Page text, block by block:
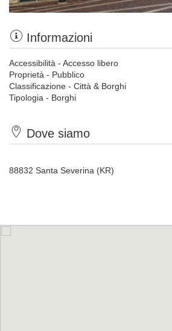
Informazioni
Accessibilità - Accesso libero
Proprietà - Pubblico
Classificazione - Città & Borghi
Tipologia - Borghi
Dove siamo
88832 Santa Severina (KR)